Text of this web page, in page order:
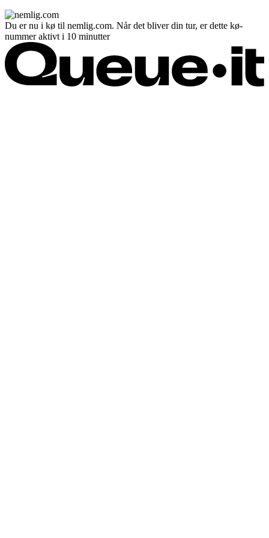
Du er nu i kø til nemlig.com. Når det bliver din tur, er dette kø-
nummer aktivt i 10 minutter